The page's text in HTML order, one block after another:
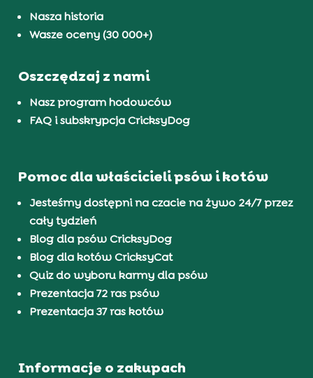
Nasza historia
Wasze oceny (30 000+)
Oszczędzaj z nami
Nasz program hodowców
FAQ i subskrypcja CricksyDog
Pomoc dla właścicieli psów i kotów
Jesteśmy dostępni na czacie na żywo 24/7 przez
cały tydzień
Blog dla psów CricksyDog
Blog dla kotów CricksyCat
Quiz do wyboru karmy dla psów
Prezentacja 72 ras psów
Prezentacja 37 ras kotów
Informacje o zakupach